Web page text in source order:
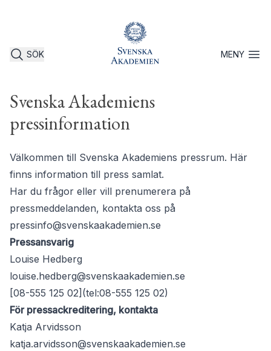
SÖK MENYÖppna
Svenska Akademiens
pressinformation
Välkommen till Svenska Akademiens pressrum. Här
finns information till press samlat.
Har du frågor eller vill prenumerera på
pressmeddelanden, kontakta oss på
pressinfo@svenskaakademien.se
Pressansvarig
Louise Hedberg
louise.hedberg@svenskaakademien.se
[08-555 125 02](tel:08-555 125 02)
För pressackreditering, kontakta
Katja Arvidsson
katja.arvidsson@svenskaakademien.se